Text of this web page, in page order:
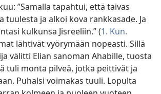
”Samalla tapahtui, että taivas
tuulesta ja alkoi kova rankkasade. Ja
kulkunsa Jisreeliin.” (1. Kun.
lähtivät vyörymään nopeasti. Sillä
välitti Elian sanoman Ahabille, tuosta
tuli monta pilveä, jotka peittivät ja
Puhalsi voimakas tuuli. Lopulta